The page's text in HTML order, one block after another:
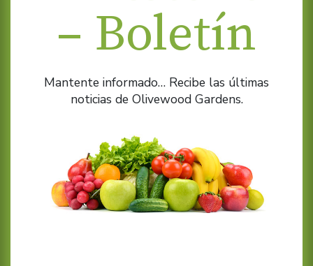
– Boletín
Mantente informado… Recibe las últimas
noticias de Olivewood Gardens.